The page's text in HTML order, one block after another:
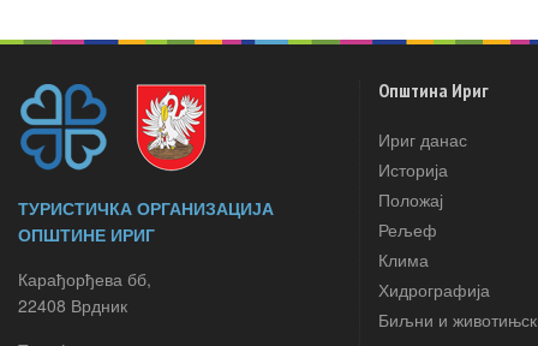
ТУРИСТИЧКА ОРГАНИЗАЦИЈА
ОПШТИНЕ ИРИГ
Карађорђева бб,
22408 Врдник
Општина Ириг
Ириг данас
Историја
Положај
Рељеф
Клима
Хидрографија
Биљни и